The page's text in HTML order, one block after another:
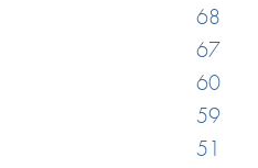
68
67
60
59
51